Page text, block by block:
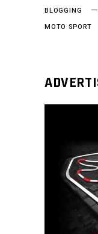
BLOGGING
MOTO SPORT